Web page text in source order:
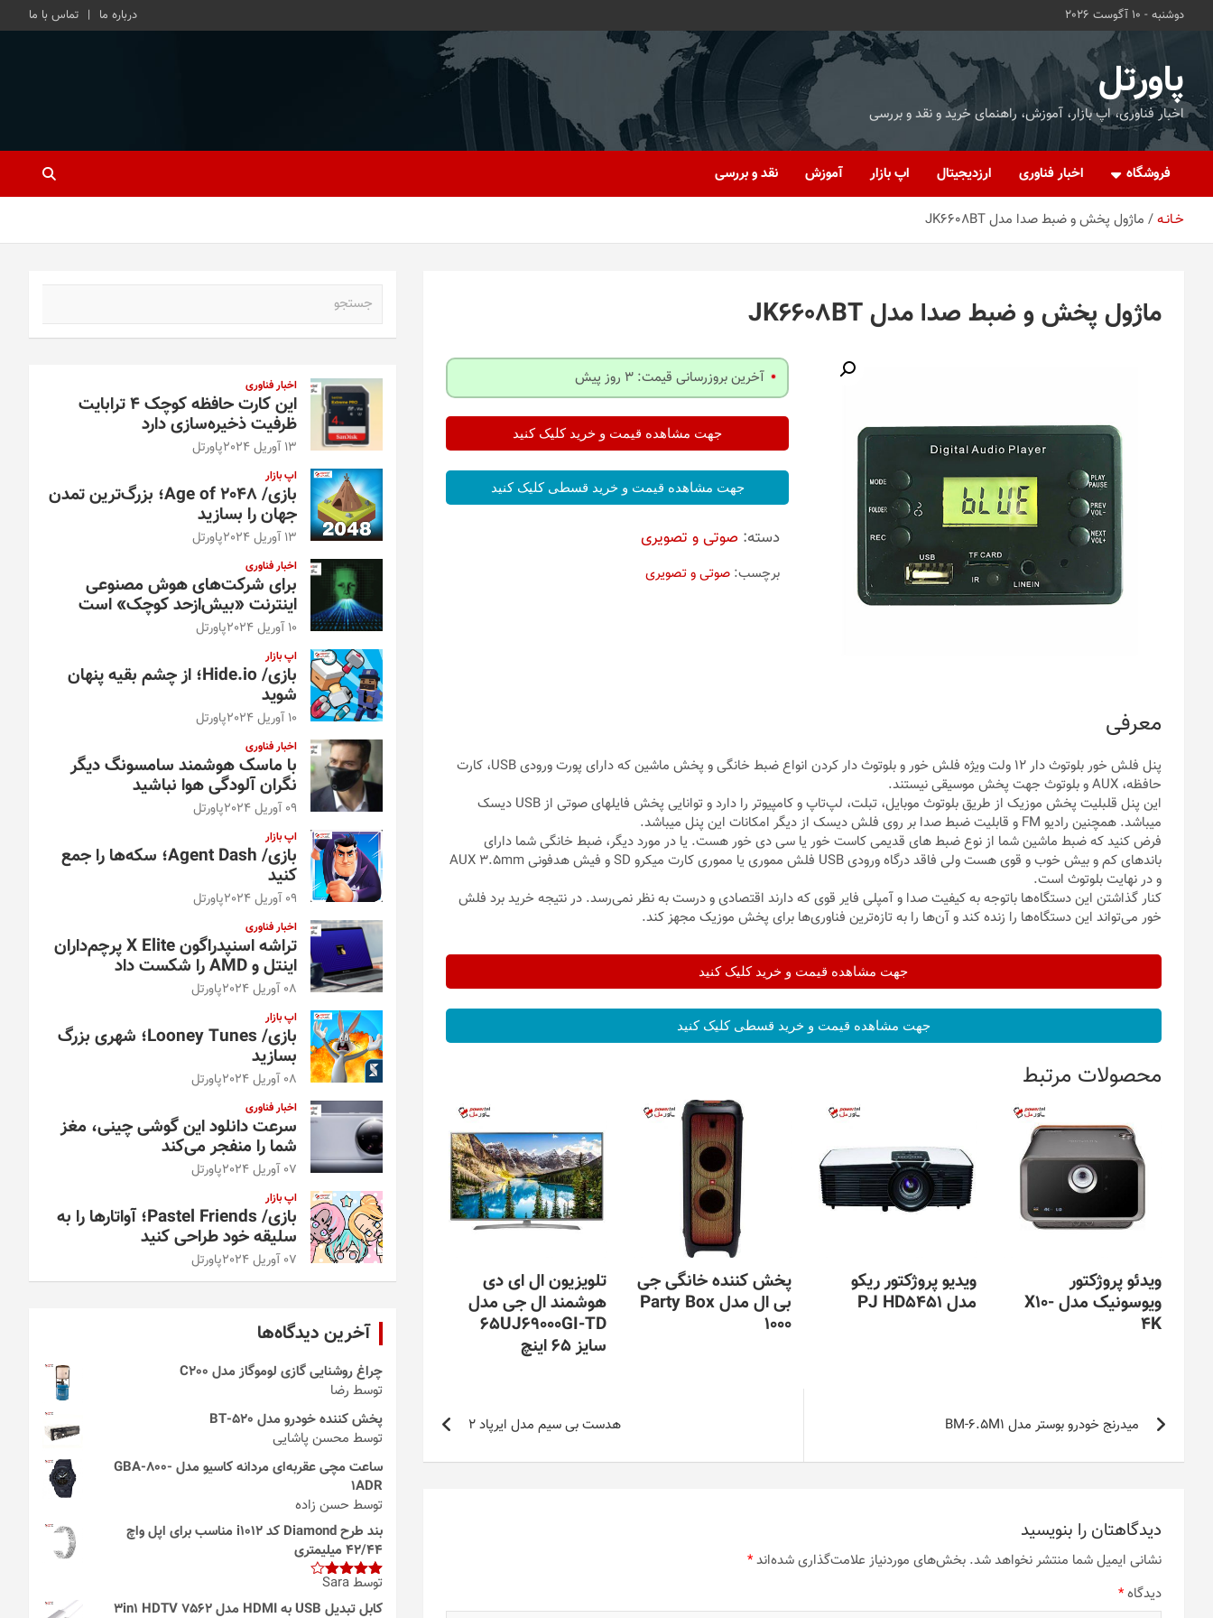
دوشنبه - 10 آگوست 2026 درباره ما تماس با ما
پاورتل
اخبار فناوری، اپ بازار، آموزش، راهنمای خرید و نقد و بررسی
فروشگاه اخبار فناوری ارزدیجیتال اپ بازار آموزش نقد و بررسی
خـانـه ماژول پخش و ضبط صدا مدل JK6608BT
ماژول پخش و ضبط صدا مدل JK6608BT
آخرین بروزرسانی قیمت: 3 روز پیش
جهت مشاهده قیمت و خرید کلیک کنید
جهت مشاهده قیمت و خرید قسطی کلیک کنید
دسته: صوتی و تصویری
برچسب: صوتی و تصویری
معرفی
پنل فلش خور بلوتوث دار ۱۲ ولت ویژه فلش خور و بلوتوث دار کردن انواع ضبط خانگی و پخش ماشین که دارای پورت ورودی USB، کارت
حافظه، AUX و بلوتوث جهت پخش موسیقی نیستند.
این پنل قلبلیت پخش موزیک از طریق بلوتوث موبایل، تبلت، لپ‌تاپ و کامپیوتر را دارد و توانایی پخش فایلهای صوتی از USB دیسک
میباشد. همچنین رادیو FM و قابلیت ضبط صدا بر روی فلش دیسک از دیگر امکانات این پنل میباشد.
فرض کنید که ضبط ماشین شما از نوع ضبط های قدیمی کاست خور یا سی دی خور هست. یا در مورد دیگر، ضبط خانگی شما دارای
باندهای کم و بیش خوب و قوی هست ولی فاقد درگاه ورودی USB فلش مموری یا مموری کارت میکرو SD و فیش هدفونی AUX 3.5mm
و در نهایت بلوتوث است.
کنار گذاشتن این دستگاه‌ها باتوجه به کیفیت صدا و آمپلی فایر قوی که دارند اقتصادی و درست به نظر نمی‌رسد. در نتیجه خرید برد فلش
خور می‌تواند این دستگاه‌ها را زنده کند و آن‌ها را به تازه‌ترین فناوری‌ها برای پخش موزیک مجهز کند.
جهت مشاهده قیمت و خرید کلیک کنید
جهت مشاهده قیمت و خرید قسطی کلیک کنید
محصولات مرتبط
ویدئو پروژکتور
ویوسونیک مدل X10-
4K
ویدیو پروژکتور ریکو
مدل PJ HD5451
پخش کننده خانگی جی
بی ال مدل Party Box
1000
تلویزیون ال ای دی
هوشمند ال جی مدل
65UJ69000GI-TD
سایز 65 اینچ
راهبری
نوشتهمیدرنج خودرو بوستر مدل BM-6.5M1 هدست بی سیم مدل ایرپاد 2
دیدگاهتان را بنویسید
نشانی ایمیل شما منتشر نخواهد شد. بخش‌های موردنیاز علامت‌گذاری شده‌اند*
دیدگاه*
اخبار فناوری
این کارت حافظه کوچک ۴ ترابایت
ظرفیت ذخیره‌سازی دارد
13 آوریل 2024 پاورتل
اپ بازار
بازی/ Age of 2048؛ بزرگ‌ترین تمدن
جهان را بسازید
13 آوریل 2024 پاورتل
اخبار فناوری
برای شرکت‌های هوش مصنوعی
اینترنت «بیش‌از‌حد کوچک» است
10 آوریل 2024 پاورتل
اپ بازار
بازی/ Hide.io؛ از چشم بقیه پنهان
شوید
10 آوریل 2024 پاورتل
اخبار فناوری
با ماسک هوشمند سامسونگ دیگر
نگران آلودگی هوا نباشید
09 آوریل 2024 پاورتل
اپ بازار
بازی/ Agent Dash؛ سکه‌ها را جمع
کنید
09 آوریل 2024 پاورتل
اخبار فناوری
تراشه اسنپدراگون X Elite پرچم‌داران
اینتل و AMD را شکست داد
08 آوریل 2024 پاورتل
اپ بازار
بازی/ Looney Tunes؛ شهری بزرگ
بسازید
08 آوریل 2024 پاورتل
اخبار فناوری
سرعت دانلود این گوشی چینی، مغز
شما را منفجر می‌کند
07 آوریل 2024 پاورتل
اپ بازار
بازی/ Pastel Friends؛ آواتارها را به
سلیقه خود طراحی کنید
07 آوریل 2024 پاورتل
آخرین دیدگاه‌ها
چراغ روشنایی گازی لوموگاز مدل C200
توسط رضا
پخش کننده خودرو مدل 520-BT
توسط محسن پاشایی
ساعت مچی عقربه‌ای مردانه کاسیو مدل GBA-800-
1ADR
توسط حسن زاده
بند طرح Diamond کد i1012 مناسب برای اپل واچ
42/44 میلیمتری
امتیاز4
از 5
توسط Sara
کابل تبدیل USB به HDMI مدل 3in1 HDTV 7562